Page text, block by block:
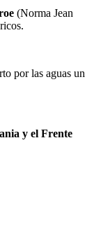
(Norma Jean
por las aguas un
y el Frente